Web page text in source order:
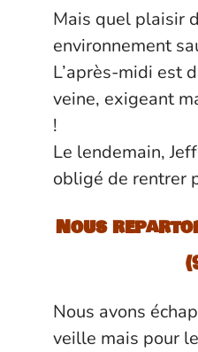
Mais quel plaisir
environnement
L’après-midi est
veine, exigeant
!
Le lendemain,
obligé de rentrer
Nous
Nous avons
veille mais pour